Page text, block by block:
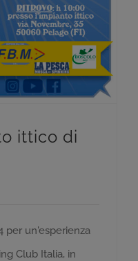
ittico di
per un'esperienza
Club Italia, in